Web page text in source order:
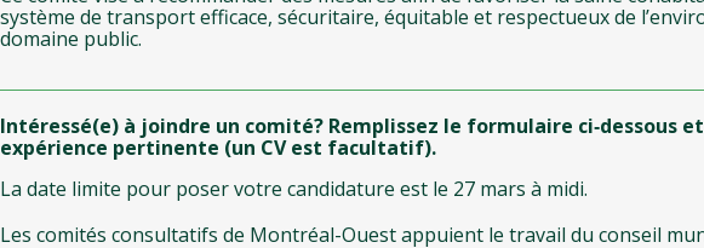
système de transport efficace, sécuritaire, équitable et respectueux de
domaine public.
Intéressé(e) à joindre un comité? Remplissez le formulaire
expérience pertinente (un CV est facultatif).
La date limite pour poser votre candidature est le 27 mars à midi.
Les comités consultatifs de Montréal-Ouest appuient le travail du conseil